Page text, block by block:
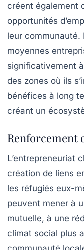
créent également
opportunités
leur communauté.
moyennes
significativement
des zones où ils
bénéfices à long
créant un
Renforcement
L’entrepreneuriat
création de liens
les réfugiés eux-
peuvent mener à
mutuelle, à une
climat social plus
communauté